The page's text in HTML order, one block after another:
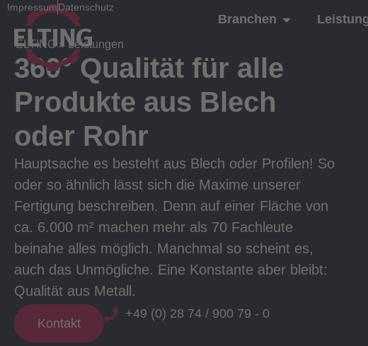
ImpressumDatenschutz
Branchen
ELTING»Leistungen
360° Qualität für alle
Produkte aus Blech
oder Rohr
Hauptsache es besteht aus Blech oder Profilen! So
oder so ähnlich lässt sich die Maxime unserer
Fertigung beschreiben. Denn auf einer Fläche von
ca. 6.000 m² machen mehr als 70 Fachleute
beinahe alles möglich. Manchmal so scheint es,
auch das Unmögliche. Eine Konstante aber bleibt:
Qualität aus Metall.
Kontakt
+49 (0) 28 74 / 900 79 - 0